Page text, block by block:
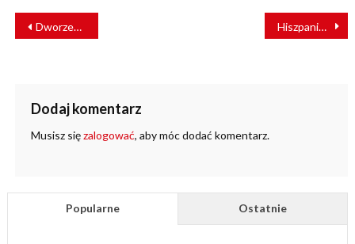
NAWIGACJA
WPISU
Dworzec Kraków Swoszowice gotowy [ZDJĘCIA] Hiszpania: usterki oprogramowania w systemie sterowania
Dodaj komentarz
Musisz sięzalogować, aby móc dodać komentarz.
Popularne Ostatnie